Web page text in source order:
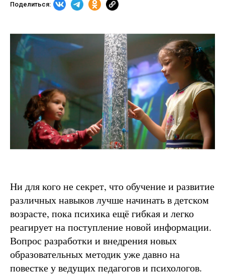
Поделиться:
Ни для кого не секрет, что обучение и развитие
различных навыков лучше начинать в детском
возрасте, пока психика ещё гибкая и легко
реагирует на поступление новой информации.
Вопрос разработки и внедрения новых
образовательных методик уже давно на
повестке у ведущих педагогов и психологов.